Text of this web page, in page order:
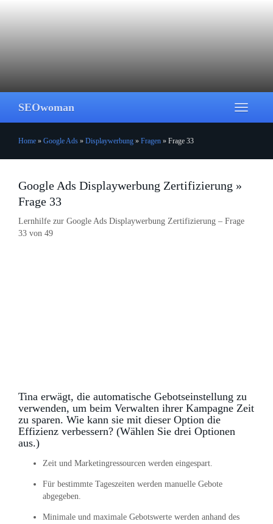
Toggle
SEOwoman
Home » Google Ads » Displaywerbung » Fragen » Frage 33
Google Ads Displaywerbung Zertifizierung »
Frage 33
Lernhilfe zur Google Ads Displaywerbung Zertifizierung – Frage
33 von 49
Tina erwägt, die automatische Gebotseinstellung zu
verwenden, um beim Verwalten ihrer Kampagne Zeit
zu sparen. Wie kann sie mit dieser Option die
Effizienz verbessern? (Wählen Sie drei Optionen
aus.)
Zeit und Marketingressourcen werden eingespart.
Für bestimmte Tageszeiten werden manuelle Gebote
abgegeben.
Minimale und maximale Gebotswerte werden anhand des